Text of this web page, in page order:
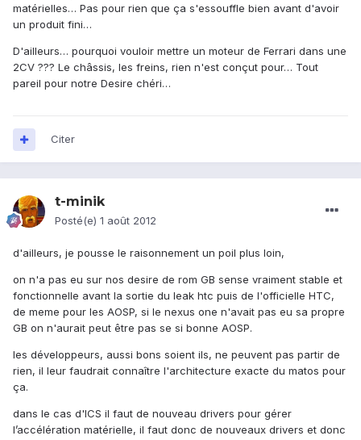
matérielles… Pas pour rien que ça s'essouffle bien avant d'avoir
un produit fini…
D'ailleurs… pourquoi vouloir mettre un moteur de Ferrari dans une
2CV ??? Le châssis, les freins, rien n'est conçut pour… Tout
pareil pour notre Desire chéri…
Citer
t-minik
Posté(e) 1 août 2012
d'ailleurs, je pousse le raisonnement un poil plus loin,
on n'a pas eu sur nos desire de rom GB sense vraiment stable et
fonctionnelle avant la sortie du leak htc puis de l'officielle HTC,
de meme pour les AOSP, si le nexus one n'avait pas eu sa propre
GB on n'aurait peut être pas se si bonne AOSP.
les développeurs, aussi bons soient ils, ne peuvent pas partir de
rien, il leur faudrait connaître l'architecture exacte du matos pour
ça.
dans le cas d'ICS il faut de nouveau drivers pour gérer
l’accélération matérielle, il faut donc de nouveaux drivers et donc